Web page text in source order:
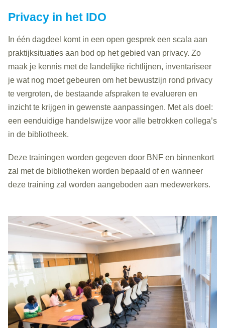
Privacy in het IDO
In één dagdeel komt in een open gesprek een scala aan
praktijksituaties aan bod op het gebied van privacy. Zo
maak je kennis met de landelijke richtlijnen, inventariseer
je wat nog moet gebeuren om het bewustzijn rond privacy
te vergroten, de bestaande afspraken te evalueren en
inzicht te krijgen in gewenste aanpassingen. Met als doel:
een eenduidige handelswijze voor alle betrokken collega’s
in de bibliotheek.
Deze trainingen worden gegeven door BNF en binnenkort
zal met de bibliotheken worden bepaald of en wanneer
deze training zal worden aangeboden aan medewerkers.